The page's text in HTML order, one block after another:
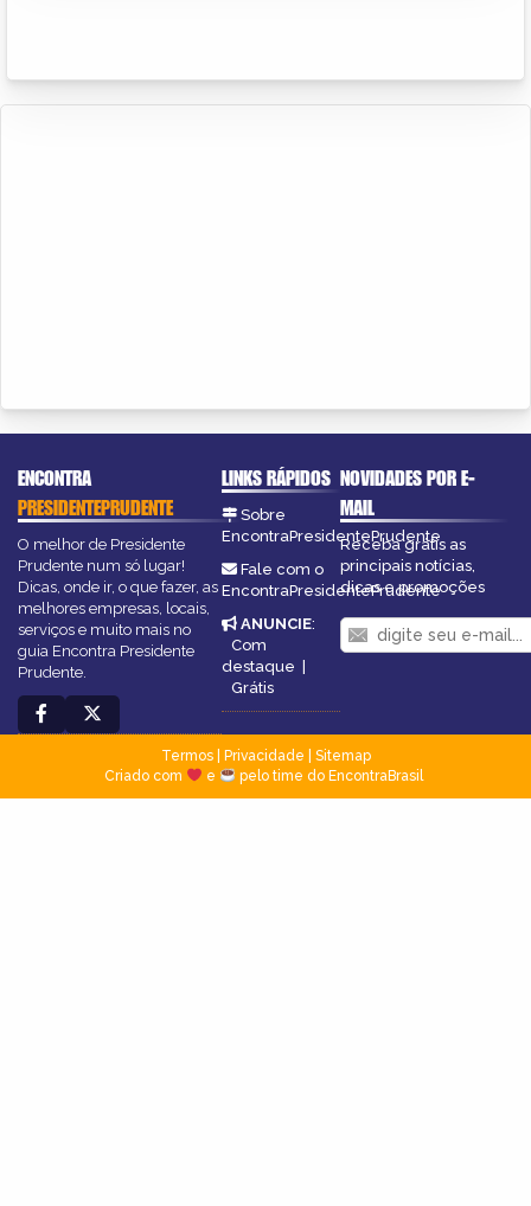
ENCONTRA
PRESIDENTEPRUDENTE
O melhor de Presidente
Prudente num só lugar!
Dicas, onde ir, o que fazer, as
melhores empresas, locais,
serviços e muito mais no
guia Encontra Presidente
Prudente.
LINKS RÁPIDOS
Sobre
EncontraPresidentePrudente
Fale com o
EncontraPresidentePrudente
ANUNCIE:
Com
destaque |
Grátis
NOVIDADES POR E-
MAIL
Receba grátis as
principais notícias,
dicas e promoções
Termos| Privacidade
Sitemap
Criado com
e pelo time do EncontraBrasil